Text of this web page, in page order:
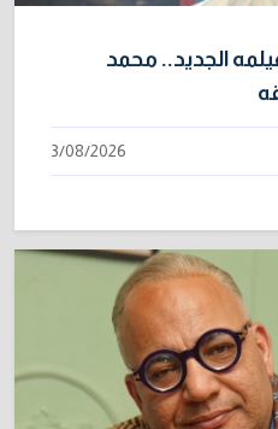
الجديد.. محمد
3/08/2026